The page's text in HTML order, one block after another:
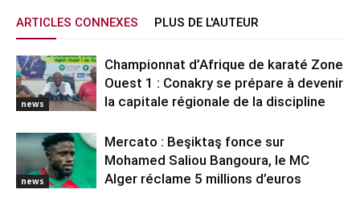
ARTICLES CONNEXES PLUS DE L'AUTEUR
news
Championnat d’Afrique de karaté Zone
Ouest 1 : Conakry se prépare à devenir
la capitale régionale de la discipline
news
Mercato : Beşiktaş fonce sur
Mohamed Saliou Bangoura, le MC
Alger réclame 5 millions d’euros